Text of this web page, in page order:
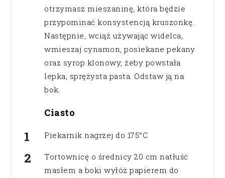
otrzymasz mieszaninę, która będzie
przypominać konsystencją kruszonkę.
Następnie, wciąż używając widelca,
wmieszaj cynamon, posiekane pekany
oraz syrop klonowy, żeby powstała
lepka, sprężysta pasta. Odstaw ją na
bok.
Ciasto
Piekarnik nagrzej do 175°C
Tortownicę o średnicy 20 cm natłuść
masłem a boki wyłóż papierem do